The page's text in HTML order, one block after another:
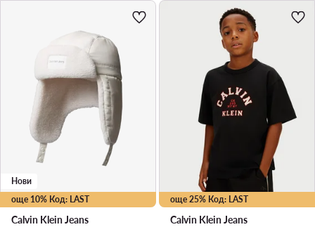
още 10% Код: LAST
Нови
Calvin Klein Jeans
още 25% Код: LAST
Calvin Klein Jeans